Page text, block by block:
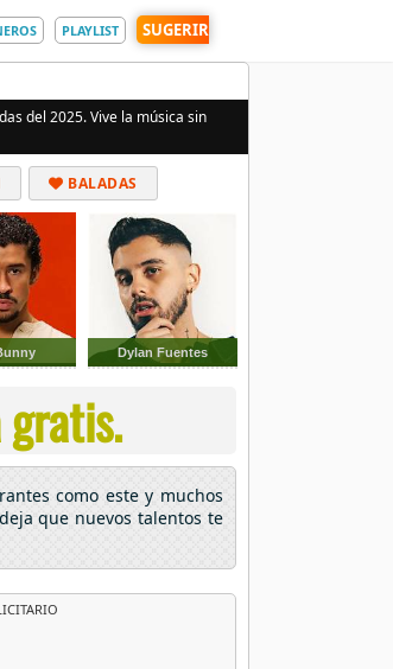
PLAYLIST SUGERIR
del 2025. Vive la música sin
BALADAS
Dylan Fuentes
como este y muchos
que nuevos talentos te